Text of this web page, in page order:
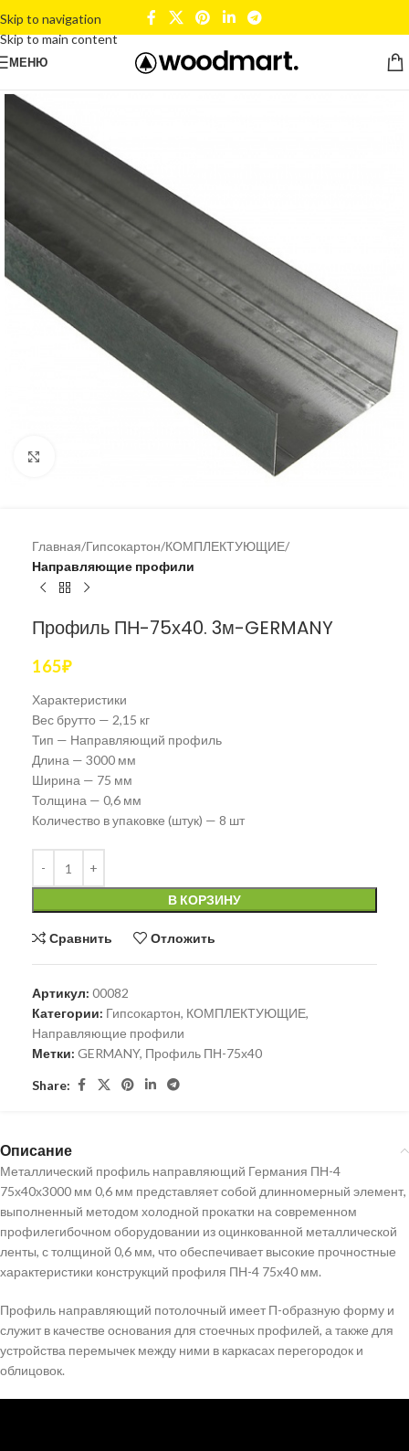
Skip to navigation
Skip to main content
МЕНЮ
Главная Гипсокартон КОМПЛЕКТУЮЩИЕ
Направляющие профили
Профиль ПН-75х40. 3м-GERMANY
165₽
Характеристики
Вес брутто — 2,15 кг
Тип — Направляющий профиль
Длина — 3000 мм
Ширина — 75 мм
Толщина — 0,6 мм
Количество в упаковке (штук) — 8 шт
В КОРЗИНУ
Сравнить Отложить
Артикул: 00082
Категории: Гипсокартон, КОМПЛЕКТУЮЩИЕ,
Направляющие профили
Метки: GERMANY, Профиль ПН-75х40
Share:
Описание
Металлический профиль направляющий Германия ПН-4
75х40х3000 мм 0,6 мм представляет собой длинномерный элемент,
выполненный методом холодной прокатки на современном
профилегибочном оборудовании из оцинкованной металлической
ленты, с толщиной 0,6 мм, что обеспечивает высокие прочностные
характеристики конструкций профиля ПН-4 75х40 мм.
Профиль направляющий потолочный имеет П-образную форму и
служит в качестве основания для стоечных профилей, а также для
устройства перемычек между ними в каркасах перегородок и
облицовок.